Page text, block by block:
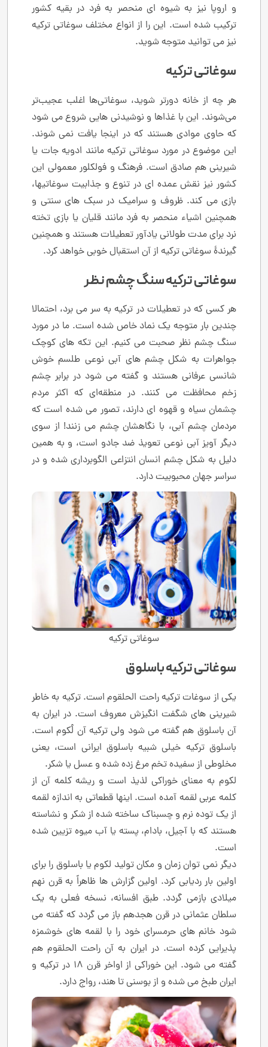
و اروپا نیز به شیوه ای منحصر به فرد در بقیه کشور
ترکیب شده است. این را از انواع مختلف سوغاتی ترکیه
نیز می توانید متوجه شوید.
سوغاتی ترکیه
هر چه از خانه دورتر شوید، سوغاتی‌ها اغلب عجیب‌تر
می‌شوند. این با غذاها و نوشیدنی هایی شروع می شود
که حاوی موادی هستند که در اینجا یافت نمی شوند.
این موضوع در مورد سوغاتی ترکیه مانند ادویه جات یا
شیرینی هم صادق است. فرهنگ و فولکلور معمولی این
کشور نیز نقش عمده ای در تنوع و جذابیت سوغاتیها،
بازی می کند. ظروف و سرامیک در سبک های سنتی و
همچنین اشیاء منحصر به فرد مانند قلیان یا بازی تخته
نرد برای مدت طولانی یادآور تعطیلات هستند و همچنین
گیرندۀ سوغاتی ترکیه از آن استقبال خوبی خواهد کرد.
سوغاتی ترکیه سنگ چشم نظر
هر کسی که در تعطیلات در ترکیه به سر می برد، احتمالا
چندین بار متوجه یک نماد خاص شده است. ما در مورد
سنگ چشم نظر صحبت می کنیم. این تکه های کوچک
جواهرات به شکل چشم های آبی نوعی طلسم خوش
شانسی عرفانی هستند و گفته می شود در برابر چشم
زخم محافظت می کنند. در منطقه‌ای که اکثر مردم
چشمان سیاه و قهوه ای دارند، تصور می شده است که
مردمان چشم آبی، با نگاهشان چشم می زنند! از سوی
دیگر آویز آبی نوعی تعویذ ضد جادو است، و به همین
دلیل به شکل چشم انسان انتزاعی الگوبرداری شده و در
سراسر جهان محبوبیت دارد.
سوغاتی ترکیه
سوغاتی ترکیه باسلوق
یکی از سوغات ترکیه راحت الحلقوم است. ترکیه به خاطر
شیرینی های شگفت انگیزش معروف است. در ایران به
آن باسلوق هم گفته می شود ولی ترکیه آن لُکوم است.
باسلوق ترکیه خیلی شبیه باسلوق ایرانی است، یعنی
مخلوطی از سفیده تخم مرغ زده شده و عسل یا شکر.
لکوم به معنای خوراکی لذیذ است و ریشه کلمه آن از
کلمه عربی لقمه آمده است. اینها قطعاتی به اندازه لقمه
از یک توده نرم و چسبناک ساخته شده از شکر و نشاسته
هستند که با آجیل، بادام، پسته یا آب میوه تزیین شده
است.
دیگر نمی توان زمان و مکان تولید لکوم یا باسلوق را برای
اولین بار ردیابی کرد. اولین گزارش ها ظاهراً به قرن نهم
میلادی بازمی گردد. طبق افسانه، نسخه فعلی به یک
سلطان عثمانی در قرن هجدهم باز می گردد که گفته می
شود خانم های حرمسرای خود را با لقمه های خوشمزه
پذیرایی کرده است. در ایران به آن راحت الحلقوم هم
گفته می شود. این خوراکی از اواخر قرن 18 در ترکیه و
ایران طبخ می شده و از بوسنی تا هند، رواج دارد.